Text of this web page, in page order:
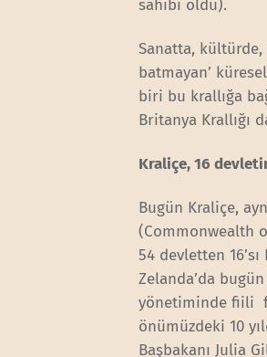
sahibi oldu).
Sanatta,
batmayan’
biri bu krallığa
Britanya Krallığı
Kraliçe, 16
Bugün Kraliçe,
(Commonwealth
54 devletten
Zelanda’da
yönetiminde fiili
önümüzdeki 10
Başbakanı Julia